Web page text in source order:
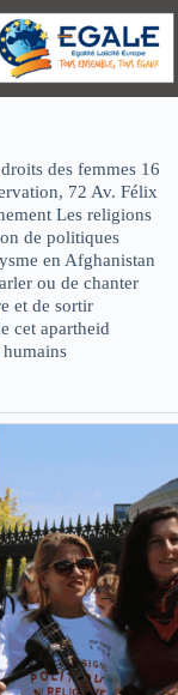
des femmes 16
72 Av. Félix
Les religions
de politiques
en Afghanistan
ou de chanter
et de sortir
cet apartheid
humains